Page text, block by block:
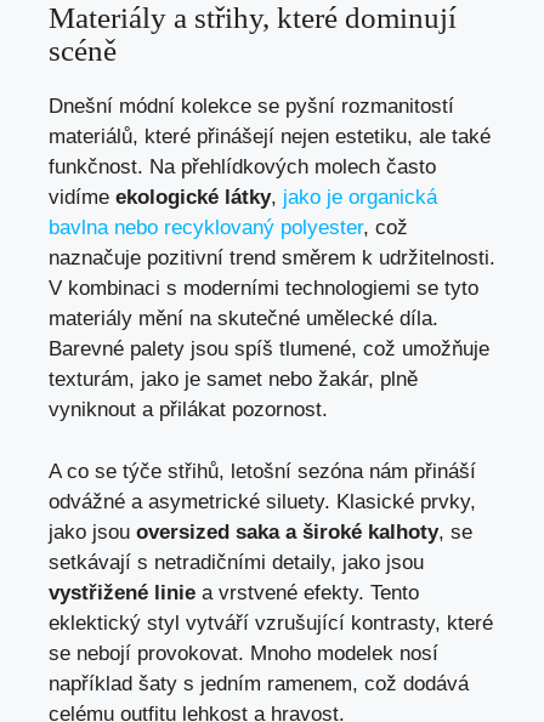
Materiály a střihy, které dominují
scéně
Dnešní módní kolekce se pyšní rozmanitostí
materiálů, které přinášejí nejen estetiku, ale také
funkčnost. Na přehlídkových molech často
vidíme ekologické látky, jako je organická
bavlna nebo recyklovaný polyester, což
naznačuje pozitivní trend směrem k udržitelnosti.
V kombinaci s moderními technologiemi se tyto
materiály mění na skutečné umělecké díla.
Barevné palety jsou spíš tlumené, což umožňuje
texturám, jako je samet nebo žakár, plně
vyniknout a přilákat pozornost.
A co se týče střihů, letošní sezóna nám přináší
odvážné a asymetrické siluety. Klasické prvky,
jako jsou oversized saka a široké kalhoty, se
setkávají s netradičními detaily, jako jsou
vystřižené linie a vrstvené efekty. Tento
eklektický styl vytváří vzrušující kontrasty, které
se nebojí provokovat. Mnoho modelek nosí
například šaty s jedním ramenem, což dodává
celému outfitu lehkost a hravost.